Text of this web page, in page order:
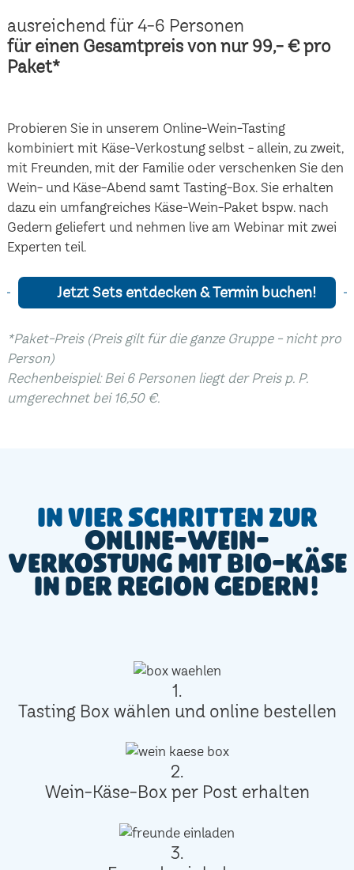
ausreichend für 4-6 Personen
für einen Gesamtpreis von nur 99,- € pro
Paket*
Probieren Sie in unserem Online-Wein-Tasting
kombiniert mit Käse-Verkostung selbst - allein, zu zweit,
mit Freunden, mit der Familie oder verschenken Sie den
Wein- und Käse-Abend samt Tasting-Box. Sie erhalten
dazu ein umfangreiches Käse-Wein-Paket bspw. nach
Gedern geliefert und nehmen live am Webinar mit zwei
Experten teil.
Jetzt Sets entdecken & Termin buchen!
*Paket-Preis (Preis gilt für die ganze Gruppe - nicht pro
Person)
Rechenbeispiel: Bei 6 Personen liegt der Preis p. P.
umgerechnet bei 16,50 €.
In vier Schritten zur
Online-Wein-
Verkostung mit Bio-Käse
in der Region Gedern!
1.
Tasting Box wählen und online bestellen
2.
Wein-Käse-Box per Post erhalten
3.